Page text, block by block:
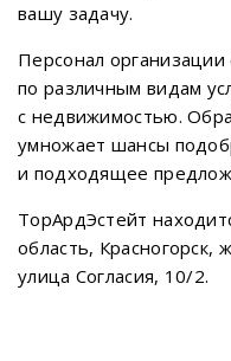
вашу задачу.
Персонал
по различным видам
с недвижимостью.
умножает шансы
и подходящее
ТорАрдЭстейт
область, Красногорск,
улица Согласия, 10/2.